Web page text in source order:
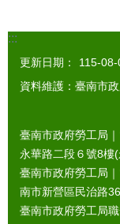
:::
更新日期：
115-08-
資料維護：臺南市
臺南市政府勞工局
永華路二段６號8樓
臺南市政府勞工局
南市新營區民治路
臺南市政府勞工局